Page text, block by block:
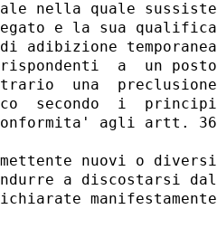
nella quale sussiste
e la sua qualifica
adibizione temporanea
a  un posto
una  preclusione
secondo  i  principi
agli artt. 36
nuovi o diversi
a discostarsi dal
manifestamente